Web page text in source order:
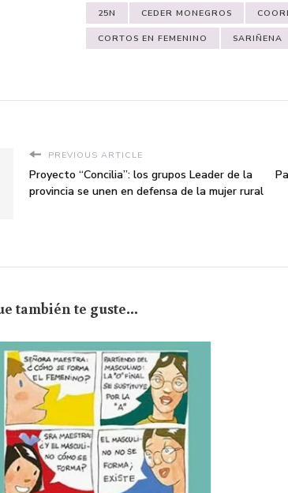
25N CEDER MONEGROS
CORTOS EN FEMENINO SARIÑENA
PREVIOUS ARTICLE
Proyecto “Concilia”: los grupos Leader de la
provincia se unen en defensa de la mujer rural
también te guste...